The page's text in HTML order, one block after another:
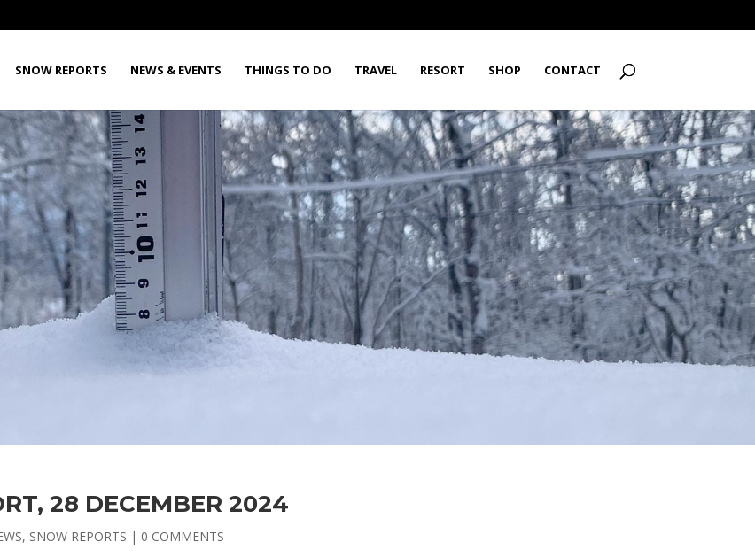
SNOW REPORTS NEWS & EVENTS THINGS TO DO TRAVEL RESORT SHOP CONTACT
28 DECEMBER 2024
, SNOW REPORTS | 0 COMMENTS